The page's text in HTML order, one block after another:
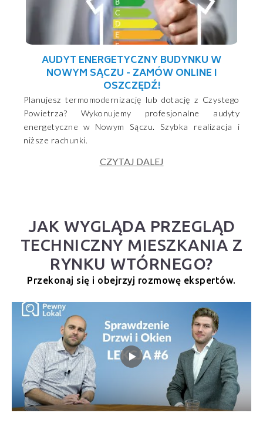
AUDYT ENERGETYCZNY BUDYNKU W
NOWYM SĄCZU - ZAMÓW ONLINE I
OSZCZĘDŹ!
Planujesz termomodernizację lub dotację z Czystego
Powietrza? Wykonujemy profesjonalne audyty
energetyczne w Nowym Sączu. Szybka realizacja i
niższe rachunki.
CZYTAJ DALEJ
JAK WYGLĄDA PRZEGLĄD
TECHNICZNY MIESZKANIA Z
RYNKU WTÓRNEGO?
Przekonaj się i obejrzyj rozmowę ekspertów.